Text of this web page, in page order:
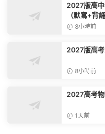
2027版高
（默寫+背誦
8小時前
2027版高
8小時前
2027高考
1天前